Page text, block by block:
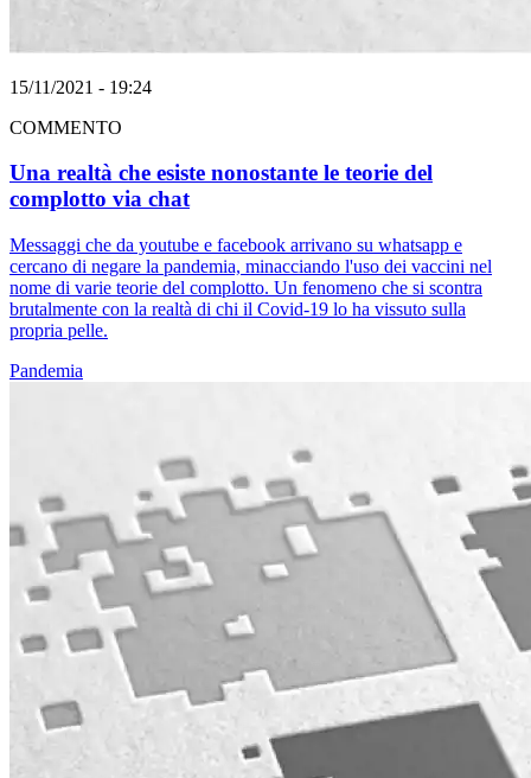
15/11/2021 - 19:24
COMMENTO
Una realtà che esiste nonostante le teorie del
complotto via chat
Messaggi che da youtube e facebook arrivano su whatsapp e
cercano di negare la pandemia, minacciando l'uso dei vaccini nel
nome di varie teorie del complotto. Un fenomeno che si scontra
brutalmente con la realtà di chi il Covid-19 lo ha vissuto sulla
propria pelle.
Pandemia